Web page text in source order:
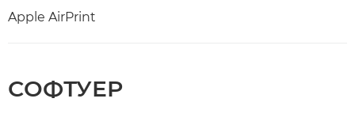
Apple AirPrint
СОФТУЕР